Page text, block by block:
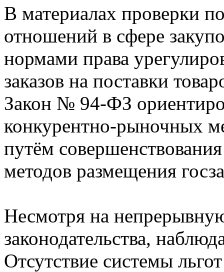
В материалах проверки
отношений в сфере
нормами права
заказов на поставки
Закон № 94-ФЗ
конкурентно-рыночных
путём
методов размещения
Несмотря на
законодательства,
Отсутствие системы